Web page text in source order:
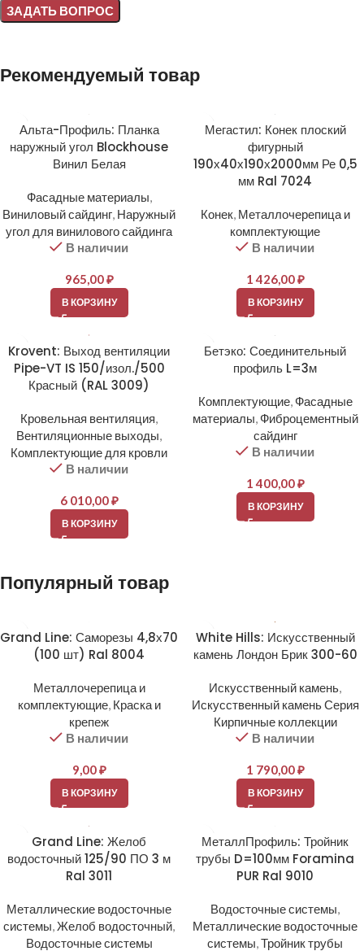
Рекомендуемый товар
Альта-Профиль: Планка
наружный угол Blockhouse
Винил Белая
Фасадные материалы,
Виниловый сайдинг, Наружный
угол для винилового сайдинга
В наличии
965,00₽
В КОРЗИНУ
Мегастил: Конек плоский
фигурный
190х40х190х2000мм Ре 0,5
мм Ral 7024
Конек, Металлочерепица и
комплектующие
В наличии
1 426,00₽
В КОРЗИНУ
Krovent: Выход вентиляции
Pipe-VT IS 150/изол./500
Красный (RAL 3009)
Кровельная вентиляция,
Вентиляционные выходы,
Комплектующие для кровли
В наличии
6 010,00₽
В КОРЗИНУ
Бетэко: Соединительный
профиль L=3м
Комплектующие, Фасадные
материалы, Фиброцементный
сайдинг
В наличии
1 400,00₽
В КОРЗИНУ
Популярный товар
Grand Line: Саморезы 4,8х70
(100 шт) Ral 8004
Металлочерепица и
комплектующие, Краска и
крепеж
В наличии
9,00₽
В КОРЗИНУ
White Hills: Искусственный
камень Лондон Брик 300-60
Искусственный камень,
Искусственный камень Серия
Кирпичные коллекции
В наличии
1 790,00₽
В КОРЗИНУ
Grand Line: Желоб
водосточный 125/90 ПО 3 м
Ral 3011
Металлические водосточные
системы,Желоб водосточный,
Водосточные системы
МеталлПрофиль: Тройник
трубы D=100мм Foramina
PUR Ral 9010
Водосточные системы,
Металлические водосточные
системы,Тройник трубы